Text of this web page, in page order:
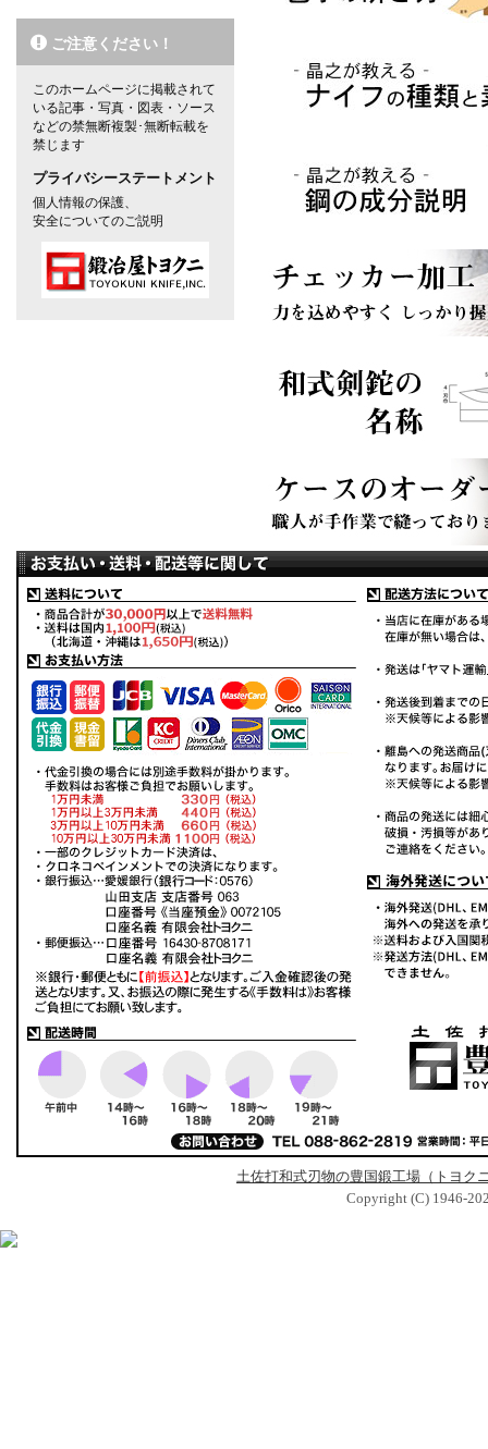
ご注意ください！
このホームページに掲載されて
いる記事・写真・図表・ソース
などの禁無断複製･無断転載を
禁じます
プライバシーステートメント
個人情報の保護、
安全についてのご説明
土佐打和式刃物の豊国鍛工場（トヨク
Copyright (C) 1946-